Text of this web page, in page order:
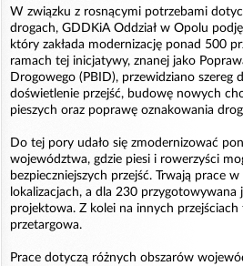
W związku z rosnącymi potrzebami
drogach, GDDKiA Oddział w Opolu
który zakłada modernizację ponad 500
ramach tej inicjatywy, znanej jako
Drogowego (PBID), przewidziano szereg
doświetlenie przejść, budowę nowych
pieszych oraz poprawę oznakowania
Do tej pory udało się zmodernizować
województwa, gdzie piesi i rowerzyści
bezpieczniejszych przejść. Trwają prace
lokalizacjach, a dla 230 przygotowywana
projektowa. Z kolei na innych
przetargowa.
Prace dotyczą różnych obszarów